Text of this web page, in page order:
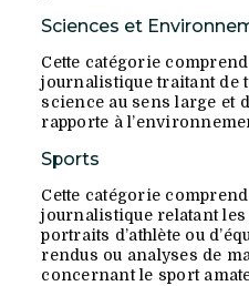
Sciences et
Cette catégorie
journalistique traitant de
science au sens large et
rapporte à
Sports
Cette catégorie
journalistique relatant
portraits d’athlète ou
rendus ou analyses de
concernant le sport